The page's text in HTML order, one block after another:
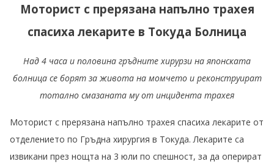
Моторист с прерязана напълно трахея
спасиха лекарите в Токуда Болница
Над 4 часа и половина гръдните хирурзи на японската
болница се борят за живота на момчето и реконструират
тотално смазаната му от инцидента трахея
Моторист с прерязана напълно трахея спасиха лекарите от
отделението по Гръдна хирургия в Токуда. Лекарите са
извикани през нощта на 3 юли по спешност, за да оперират